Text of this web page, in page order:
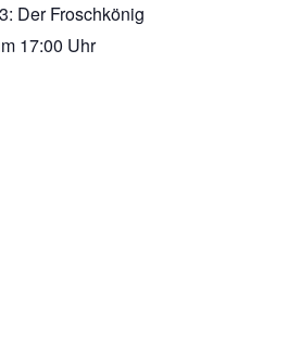
Der Froschkönig
17:00 Uhr